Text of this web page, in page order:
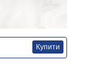
Купити